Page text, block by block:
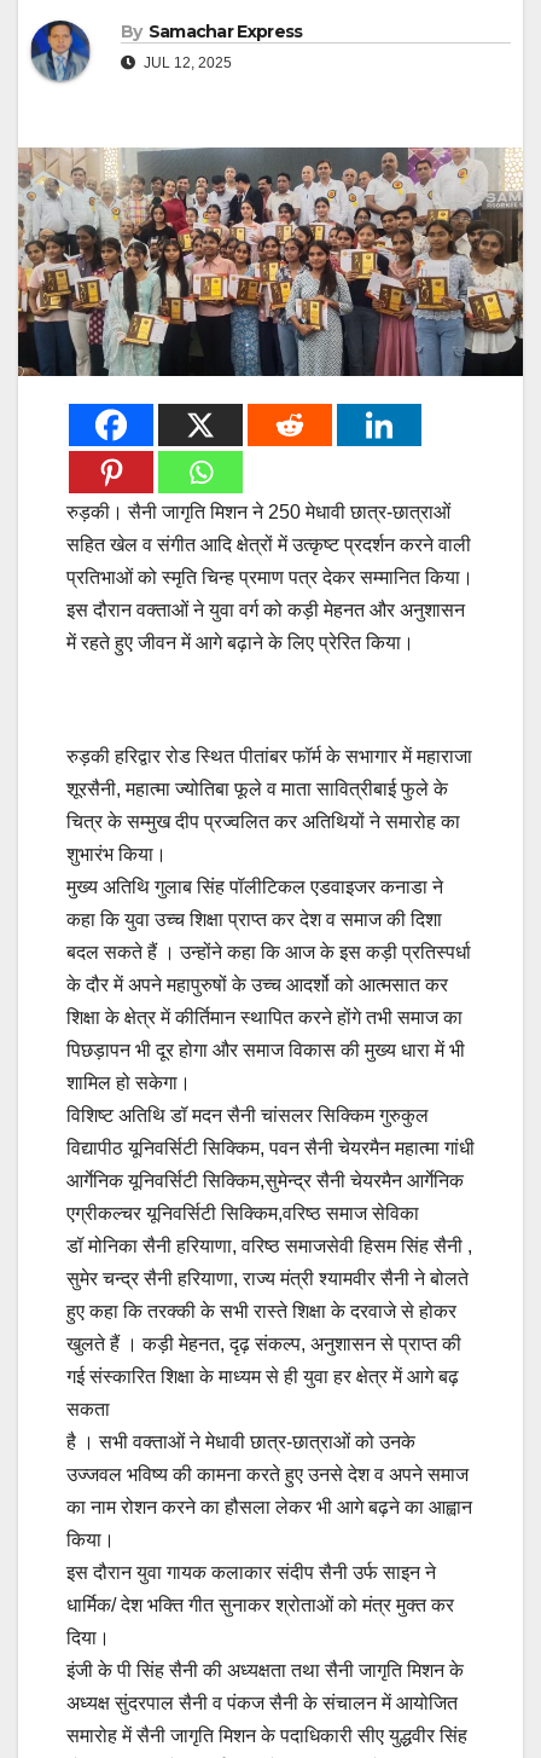
By Samachar Express
JUL 12, 2025
रुड़की। सैनी जागृति मिशन ने 250 मेधावी छात्र-छात्राओं
सहित खेल व संगीत आदि क्षेत्रों में उत्कृष्ट प्रदर्शन करने वाली
प्रतिभाओं को स्मृति चिन्ह प्रमाण पत्र देकर सम्मानित किया।
इस दौरान वक्ताओं ने युवा वर्ग को कड़ी मेहनत और अनुशासन
में रहते हुए जीवन में आगे बढ़ाने के लिए प्रेरित किया।
रुड़की हरिद्वार रोड स्थित पीतांबर फॉर्म के सभागार में महाराजा
शूरसैनी, महात्मा ज्योतिबा फूले व माता सावित्रीबाई फुले के
चित्र के सम्मुख दीप प्रज्वलित कर अतिथियों ने समारोह का
शुभारंभ किया।
मुख्य अतिथि गुलाब सिंह पॉलीटिकल एडवाइजर कनाडा ने
कहा कि युवा उच्च शिक्षा प्राप्त कर देश व समाज की दिशा
बदल सकते हैं । उन्होंने कहा कि आज के इस कड़ी प्रतिस्पर्धा
के दौर में अपने महापुरुषों के उच्च आदर्शो को आत्मसात कर
शिक्षा के क्षेत्र में कीर्तिमान स्थापित करने होंगे तभी समाज का
पिछड़ापन भी दूर होगा और समाज विकास की मुख्य धारा में भी
शामिल हो सकेगा।
विशिष्ट अतिथि डॉ मदन सैनी चांसलर सिक्किम गुरुकुल
विद्यापीठ यूनिवर्सिटी सिक्किम, पवन सैनी चेयरमैन महात्मा गांधी
आर्गेनिक यूनिवर्सिटी सिक्किम,सुमेन्द्र सैनी चेयरमैन आर्गेनिक
एग्रीकल्चर यूनिवर्सिटी सिक्किम,वरिष्ठ समाज सेविका
डॉ मोनिका सैनी हरियाणा, वरिष्ठ समाजसेवी हिसम सिंह सैनी ,
सुमेर चन्द्र सैनी हरियाणा, राज्य मंत्री श्यामवीर सैनी ने बोलते
हुए कहा कि तरक्की के सभी रास्ते शिक्षा के दरवाजे से होकर
खुलते हैं । कड़ी मेहनत, दृढ़ संकल्प, अनुशासन से प्राप्त की
गई संस्कारित शिक्षा के माध्यम से ही युवा हर क्षेत्र में आगे बढ़
सकता
है । सभी वक्ताओं ने मेधावी छात्र-छात्राओं को उनके
उज्जवल भविष्य की कामना करते हुए उनसे देश व अपने समाज
का नाम रोशन करने का हौसला लेकर भी आगे बढ़ने का आह्वान
किया।
इस दौरान युवा गायक कलाकार संदीप सैनी उर्फ साइन ने
धार्मिक/ देश भक्ति गीत सुनाकर श्रोताओं को मंत्र मुक्त कर
दिया।
इंजी के पी सिंह सैनी की अध्यक्षता तथा सैनी जागृति मिशन के
अध्यक्ष सुंदरपाल सैनी व पंकज सैनी के संचालन में आयोजित
समारोह में सैनी जागृति मिशन के पदाधिकारी सीए युद्धवीर सिंह